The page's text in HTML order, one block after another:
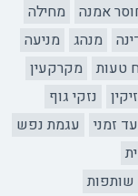
אמנה
מחילה
מנהג
מניעה
טעות
מקרקעין
נזקי גוף
זמני
עגמת נפש
שותפות